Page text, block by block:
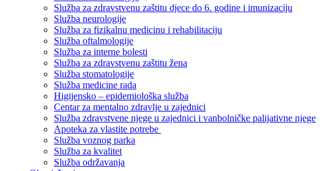
Služba za zdravstvenu zaštitu djece do 6. godine i imunizaciju
Služba neurologije
Služba za fizikalnu medicinu i rehabilitaciju
Služba oftalmologije
Služba za interne bolesti
Služba za zdravstvenu zaštitu žena
Služba stomatologije
Služba medicine rada
Higijensko – epidemiološka služba
Centar za mentalno zdravlje u zajednici
Služba zdravstvene njege u zajednici i vanbolničke palijativne njege
Apoteka za vlastite potrebe
Služba voznog parka
Služba za kvalitet
Služba održavanja